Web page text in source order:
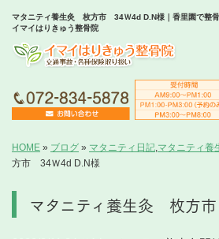
マタニティ養生灸 枚方市 34Ｗ4d D.N様｜香里園で整骨
イマイはりきゅう整骨院
HOME » ブログ » マタニティ日記,マタニティ養
方市 34Ｗ4d D.N様
マタニティ養生灸 枚方